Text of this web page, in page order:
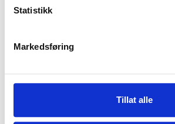
Statistikk
Markedsføring
Tillat alle